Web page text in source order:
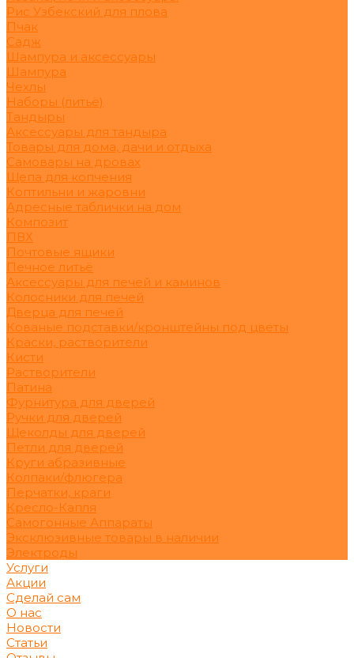
Рис Узбекский для плова
Пчак
Садж
Шампура и аксессуары
Шампура
Чехлы
Наборы (литьё)
Тандыры
Аксессуары для тандыра
Товары для дома, дачи и отдыха
Самовары на дровах
Щепа для копчения
Коптильни и жаровни
Адресные таблички на дом
Композит
ПВХ
Почтовые ящики
Печное литьё
Аксессуары для печей и каминов
Колосники для печей
Дверца для печей
Кованые подставки/кронштейны под цветы
Краски, растворители
Кисти
Растворители
Патина
Фурнитура для дверей
Ручки для дверей
Щеколды для дверей
Петли для дверей
Круги абразивные
Колпаки/флюгера
Перчатки, краги
Кресло-Капля
Самогонные Аппараты
Эксклюзивные товары в наличии
Электроды
Услуги
Акции
Сделай сам
О нас
Новости
Статьи